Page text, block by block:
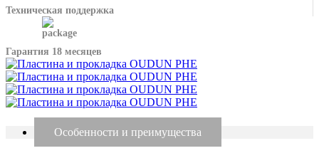
Техническая поддержка
Гарантия 18 месяцев
Особенности и преимущества